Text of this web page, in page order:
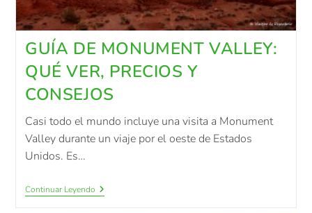
GUÍA DE MONUMENT VALLEY:
QUÉ VER, PRECIOS Y
CONSEJOS
Casi todo el mundo incluye una visita a Monument
Valley durante un viaje por el oeste de Estados
Unidos. Es…
Continuar Leyendo